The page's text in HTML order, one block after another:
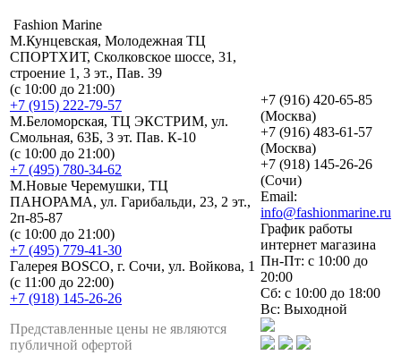
Fashion Marine
М.Кунцевская, Молодежная ТЦ
СПОРТХИТ, Сколковское шоссе, 31,
строение 1, 3 эт., Пав. 39
(с 10:00 до 21:00)
+7 (915) 222-79-57
М.Беломорская, ТЦ ЭКСТРИМ, ул.
Смольная, 63Б, 3 эт. Пав. К-10
(с 10:00 до 21:00)
+7 (495) 780-34-62
М.Новые Черемушки, ТЦ
ПАНОРАМА, ул. Гарибальди, 23, 2 эт.,
2п-85-87
(с 10:00 до 21:00)
+7 (495) 779-41-30
Галерея BOSCO, г. Сочи, ул. Войкова, 1
(с 11:00 до 22:00)
+7 (918) 145-26-26
Представленные цены не являются
публичной офертой
+7 (916) 420-65-85
(Москва)
+7 (916) 483-61-57
(Москва)
+7 (918) 145-26-26
(Сочи)
Email:
info@fashionmarine.ru
График работы
интернет магазина
Пн-Пт: с 10:00 до
20:00
Сб: с 10:00 до 18:00
Вс: Выходной